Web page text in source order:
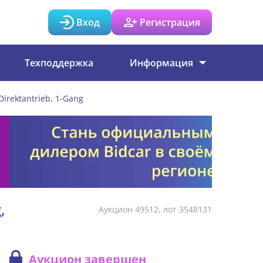
Вход Регистрация
Техподдержка Информация
1-Gang
Аукцион 49512, лот 3548131
Аукцион завершен